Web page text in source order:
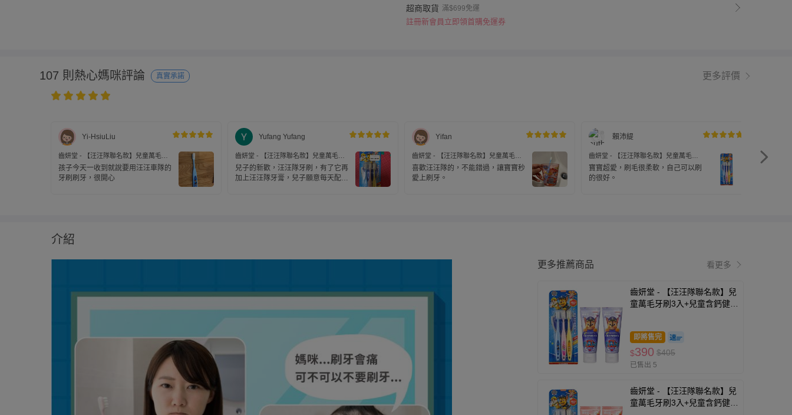
超商取貨 滿$699免運
註冊新會員立即領首購免運券
107 則熱心媽咪評論 真實承諾 更多評價
Yi-HsiuLiu
齒妍堂 - 【汪汪隊聯名款】兒童萬毛牙
刷-3入
孩子今天一收到就說要用汪汪車隊的
牙刷刷牙，很開心
Yufang Yufang
齒妍堂 - 【汪汪隊聯名款】兒童萬毛牙
刷-3入
兒子的新歡，汪汪隊牙刷，有了它再
加上汪汪隊牙膏，兒子願意每天配合
Yifan
齒妍堂 - 【汪汪隊聯名款】兒童萬毛牙
刷-3入
喜歡汪汪隊的，不能錯過，讓寶寶秒
愛上刷牙。
賴沛緹
齒妍堂 - 【汪汪隊聯名款】兒童萬毛牙
刷-3入
寶寶超愛，刷毛很柔軟，自己可以刷
的很好。
齒妍堂 -
介紹
更多推薦商品 看更多
齒妍堂 - 【汪汪隊聯名款】兒
童萬毛牙刷3入+兒童含鈣健齒
即將售完
$390 $405
已售出 5
齒妍堂 - 【汪汪隊聯名款】兒
童萬毛牙刷3入+兒童含鈣健齒